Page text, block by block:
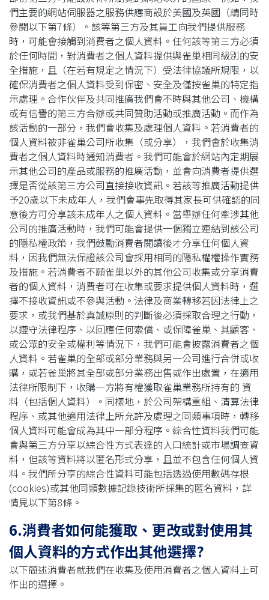
們主要的網站伺服器之服務供應商設於美國及英國（請同時
參閱以下第7條）。該等第三方及其員工向我們提供服務
時，可能會接觸到消費者之個人資料。任何該等第三方必須
於任何時間，對消費者之個人資料提供與雀巢相同級別的安
全措施，且（在若有規定之情況下）受法律協議所規限，以
確保消費者之個人資料受到保密、安全及僅按雀巢的特定指
示處理。合作伙伴及共同推廣我們會不時與其他公司、機構
或有信譽的第三方合辦或共同贊助活動或推廣活動。而作為
該活動的一部分，我們會收集及處理個人資料。若消費者的
個人資料被非雀巢公司所收集（或分享），我們會於收集消
費者之個人資料時通知消費者。我們可能會於網站內定期展
示其他公司的產品或服務的推廣活動，並會向消費者提供選
擇是否從該第三方公司直接接收資訊。若該等推廣活動提供
予20歲以下未成年人，我們會事先取得其家長可供確認的同
意後方可分享該未成年人之個人資料。當舉辦任何牽涉其他
公司的推廣活動時，我們可能會提供一個獨立連結到該公司
的隱私權政策，我們鼓勵消費者閱讀後才分享任何個人資
料，因我們無法保證該公司會採用相同的隱私權權操作實務
及措施。若消費者不願雀巢以外的其他公司收集或分享消費
者的個人資料，消費者可在收集或要求提供個人資料時，選
擇不接收資訊或不參與活動。法律及商業轉移若因法律上之
要求，或我們基於真誠原則的判斷後必須採取合理之行動，
以遵守法律程序、以回應任何索償、或保障雀巢、其顧客、
或公眾的安全或權利等情況下，我們可能會披露消費者之個
人資料。若雀巢的全部或部分業務與另一公司進行合併或收
購，或若雀巢將其全部或部分業務出售或作出處置，在適用
法律所限制下，收購一方將有權獲取雀巢業務所持有的 資
料（包括個人資料）。同樣地，於公司架構重組、清算法律
程序、或其他適用法律上所允許及處理之同類事項時，轉移
個人資料可能會成為其中一部分程序。綜合性資料我們可能
會與第三方分享以綜合性方式表達的人口統計或市場調查資
料，但該等資料將以匿名形式分享，且並不包含任何個人資
料。我們所分享的綜合性資料可能包括透過使用數碼存根
(cookies)或其他同類數據記錄技術所採集的匿名資料，詳
情見以下第8條。
6.消費者如何能獲取、更改或對使用其
個人資料的方式作出其他選擇?
以下簡述消費者就我們在收集及使用消費者之個人資料上可
作出的選擇。